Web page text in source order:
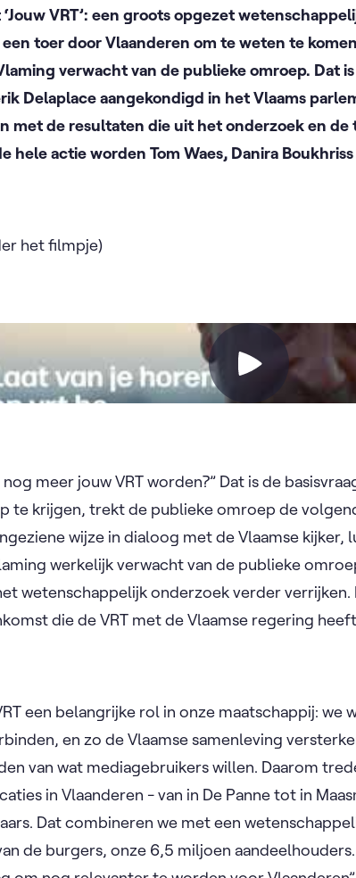
‘Jouw VRT’: een groots opgezet
toer door Vlaanderen om te weten te
verwacht van de publieke omroep. Dat
Delaplace aangekondigd in het Vlaams
met de resultaten die uit het onderzoek en de
hele actie worden Tom Waes, Danira
het filmpje)
meer jouw VRT worden?” Dat is de
te krijgen, trekt de publieke omroep de
wijze in dialoog met de Vlaamse kijker,
werkelijk verwacht van de publieke
wetenschappelijk onderzoek verder
die de VRT met de Vlaamse regering
een belangrijke rol in onze maatschappij:
en zo de Vlaamse samenleving
van wat mediagebruikers willen. Daarom
in Vlaanderen - van in De Panne tot in
Dat combineren we met een
de burgers, onze 6,5 miljoen